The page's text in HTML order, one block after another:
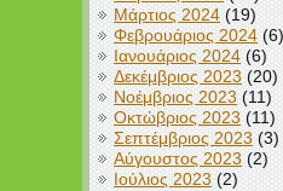
Μάρτιος 2024 (19)
Φεβρουάριος 2024 (6)
Ιανουάριος 2024 (6)
Δεκέμβριος 2023 (20)
Νοέμβριος 2023 (11)
Οκτώβριος 2023 (11)
Σεπτέμβριος 2023 (3)
Αύγουστος 2023 (2)
Ιούλιος 2023 (2)